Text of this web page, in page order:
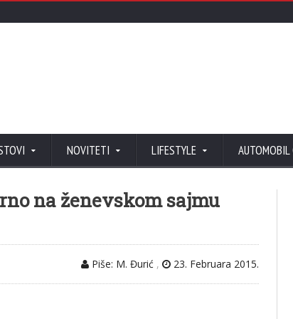
NOVITETI LIFESTYLE AUTOMOBIL
na ženevskom sajmu
Piše: M. Đurić , 23. Februara 2015.